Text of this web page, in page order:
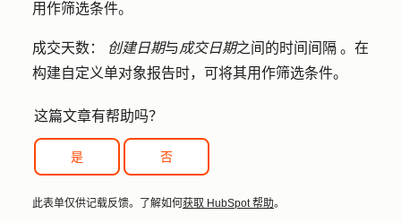
用作筛选条件。
成交天数： 创建日期与成交日期之间 的时间间隔 。在
构建自定义单对象报告时，可将其用作筛选条件。
这篇文章有帮助吗？
是 否
此表单仅供记载反馈。了解如何获取 HubSpot 帮助。